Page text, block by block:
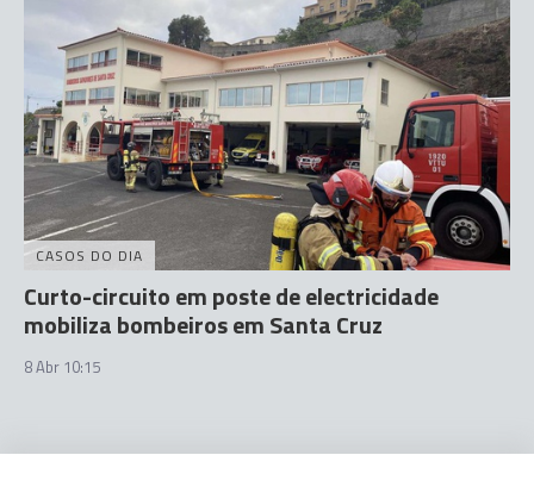
CASOS DO DIA
Curto-circuito em poste de electricidade
mobiliza bombeiros em Santa Cruz
8 Abr 10:15